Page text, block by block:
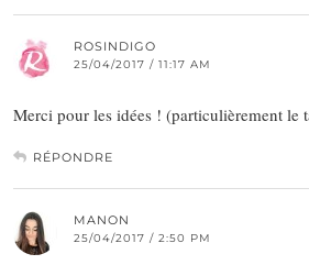
ROSINDIGO
25/04/2017 / 11:17 AM
Merci pour les idées ! (particulièrement le
RÉPONDRE
MANON
25/04/2017 / 2:50 PM